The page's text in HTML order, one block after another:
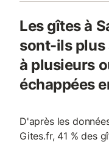
Les gîtes à
sont-ils plus
à plusieurs
échappées
D'après les
Gites.fr, 41 % des